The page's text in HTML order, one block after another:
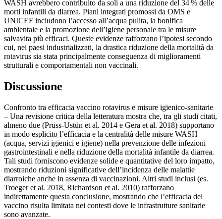
WASH avrebbero contribuito da soli a una riduzione del 34 % delle
morti infantili da diarrea. Piani integrati promossi da OMS e
UNICEF includono l’accesso all’acqua pulita, la bonifica
ambientale e la promozione dell’igiene personale tra le misure
salvavita più efficaci. Queste evidenze rafforzano l’ipotesi secondo
cui, nei paesi industrializzati, la drastica riduzione della mortalità da
rotavirus sia stata principalmente conseguenza di miglioramenti
strutturali e comportamentali non vaccinali.
Discussione
Confronto tra efficacia vaccino rotavirus e misure igienico-sanitarie
– Una revisione critica della letteratura mostra che, tra gli studi citati,
almeno due (Prüss-Ustün et al. 2014 e Gera et al. 2018) supportano
in modo esplicito l’efficacia e la centralità delle misure WASH
(acqua, servizi igienici e igiene) nella prevenzione delle infezioni
gastrointestinali e nella riduzione della mortalità infantile da diarrea.
Tali studi forniscono evidenze solide e quantitative del loro impatto,
mostrando riduzioni significative dell’incidenza delle malattie
diarroiche anche in assenza di vaccinazioni. Altri studi inclusi (es.
Troeger et al. 2018, Richardson et al. 2010) rafforzano
indirettamente questa conclusione, mostrando che l’efficacia del
vaccino risulta limitata nei contesti dove le infrastrutture sanitarie
sono avanzate.